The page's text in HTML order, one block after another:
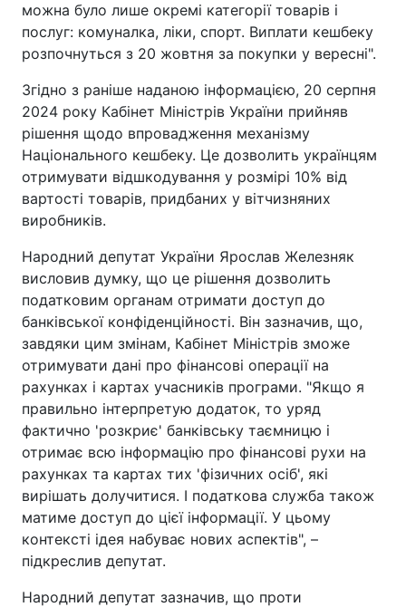
можна було лише окремі категорії товарів і
послуг: комуналка, ліки, спорт. Виплати кешбеку
розпочнуться з 20 жовтня за покупки у вересні".
Згідно з раніше наданою інформацією, 20 серпня
2024 року Кабінет Міністрів України прийняв
рішення щодо впровадження механізму
Національного кешбеку. Це дозволить українцям
отримувати відшкодування у розмірі 10% від
вартості товарів, придбаних у вітчизняних
виробників.
Народний депутат України Ярослав Железняк
висловив думку, що це рішення дозволить
податковим органам отримати доступ до
банківської конфіденційності. Він зазначив, що,
завдяки цим змінам, Кабінет Міністрів зможе
отримувати дані про фінансові операції на
рахунках і картах учасників програми. "Якщо я
правильно інтерпретую додаток, то уряд
фактично 'розкриє' банківську таємницю і
отримає всю інформацію про фінансові рухи на
рахунках та картах тих 'фізичних осіб', які
вирішать долучитися. І податкова служба також
матиме доступ до цієї інформації. У цьому
контексті ідея набуває нових аспектів", –
підкреслив депутат.
Народний депутат зазначив, що проти